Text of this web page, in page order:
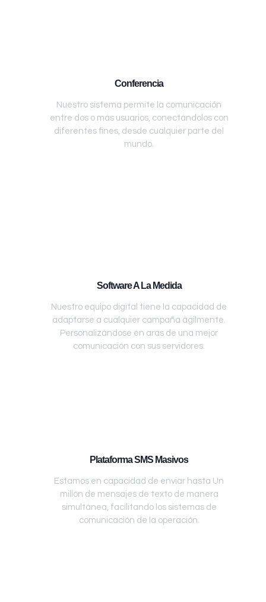
Conferencia
Nuestro sistema permite la comunicación
entre dos o más usuarios, conectándolos con
diferentes fines, desde cualquier parte del
mundo.
Software A La Medida
Nuestro equipo digital tiene la capacidad de
adaptarse a cualquier campaña ágilmente.
Personalizándose en aras de una mejor
comunicación con sus servidores.
Plataforma SMS Masivos
Estamos en capacidad de enviar hasta Un
millón de mensajes de texto de manera
simultánea, facilitando los sistemas de
comunicación de la operación.